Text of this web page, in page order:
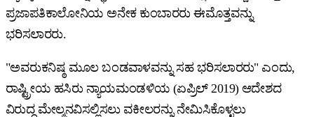
ಪ್ರಜಾಪತಿಕಾಲೋನಿಯ ಅನೇಕ ಕುಂಬಾರರು ಈಮೊತ್ತವನ್ನು
ಭರಿಸಲಾರರು.
"ಅವರುಕನಿಷ್ಠ ಮೂಲ ಬಂಡವಾಳವನ್ನು ಸಹ ಭರಿಸಲಾರರು" ಎಂದು,
ರಾಷ್ಟ್ರೀಯ ಹಸಿರು ನ್ಯಾಯಮಂಡಳಿಯ (ಏಪ್ರಿಲ್ 2019) ಆದೇಶದ
ವಿರುದ್ಧ ಮೇಲ್ಮನವಿಸಲ್ಲಿಸಲು ವಕೀಲರನ್ನು ನೇಮಿಸಿಕೊಳ್ಳಲು